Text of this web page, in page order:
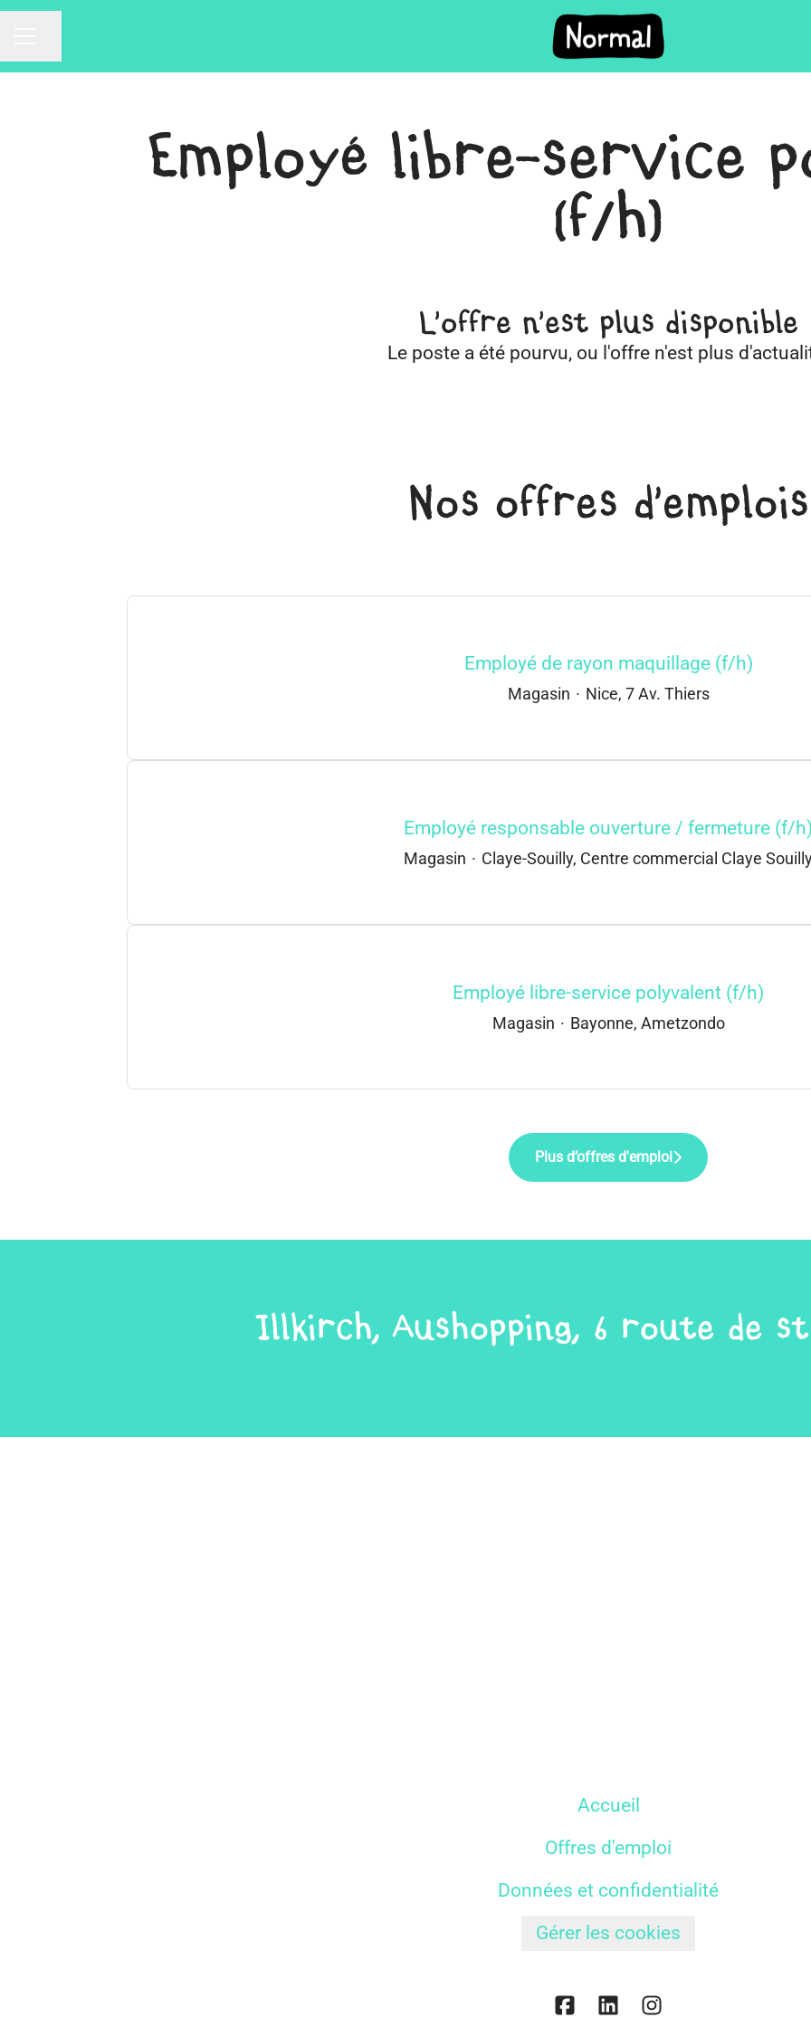
Employé libre-service
(f/h)
L'offre n'est plus disponible
Le poste a été pourvu, ou l'offre n'est plus
Nos offres d'emplois
Employé de rayon maquillage (f/h)
Magasin · Nice, 7 Av. Thiers
Employé responsable ouverture / fermeture (f/
Magasin · Claye-Souilly, Centre commercial Claye
Employé libre-service polyvalent (f/h)
Magasin · Bayonne, Ametzondo
Plus d’offres d'emploi
Illkirch, Aushopping, 6 route de
Accueil
Offres d'emploi
Données et confidentialité
Gérer les cookies